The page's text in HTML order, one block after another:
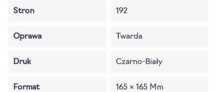
Stron 192
Oprawa Twarda
Druk Czarno-Biały
Format 165 × 165 Mm